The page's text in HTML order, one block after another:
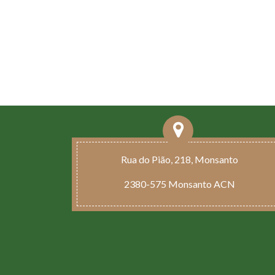
Rua do Pião, 218, Monsanto
2380-575 Monsanto ACN